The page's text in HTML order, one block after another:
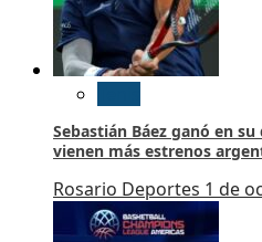
Sebastián Báez ganó en
vienen más estrenos
Rosario Deportes 1 de